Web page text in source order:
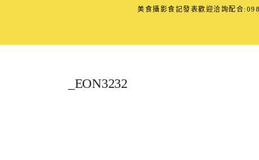
美食攝影食記發表歡迎洽詢配合
_EON3232